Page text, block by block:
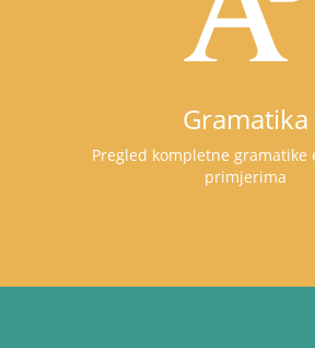
Gramatika
Pregled kompletne gramatike
primjerima